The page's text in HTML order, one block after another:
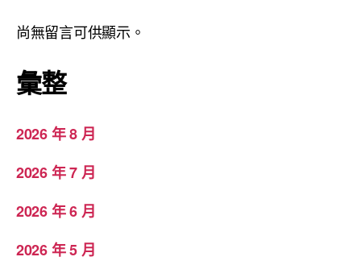
尚無留言可供顯示。
彙整
2026 年 8 月
2026 年 7 月
2026 年 6 月
2026 年 5 月